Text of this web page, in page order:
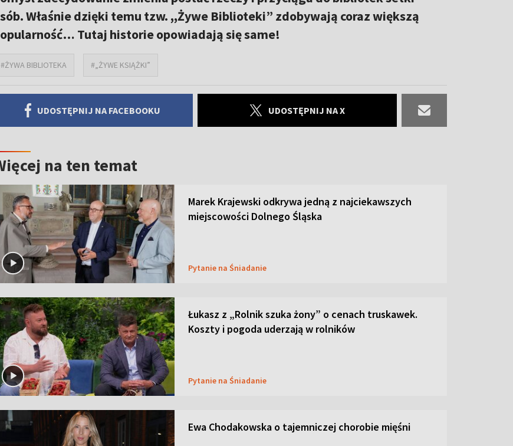
Właśnie dzięki temu tzw. ,,Żywe Biblioteki” zdobywają coraz większą
Tutaj historie opowiadają się same!
#ŻYWA BIBLIOTEKA #„ŻYWE KSIĄŻKI”
UDOSTĘPNIJ NA FACEBOOKU UDOSTĘPNIJ NA X
na ten temat
Marek Krajewski odkrywa jedną z najciekawszych
miejscowości Dolnego Śląska
Pytanie na Śniadanie
Łukasz z „Rolnik szuka żony” o cenach truskawek.
Koszty i pogoda uderzają w rolników
Pytanie na Śniadanie
Ewa Chodakowska o tajemniczej chorobie mięśni